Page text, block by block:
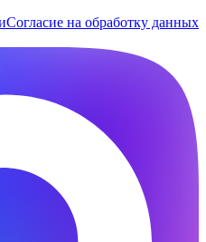
Согласие на обработку данных